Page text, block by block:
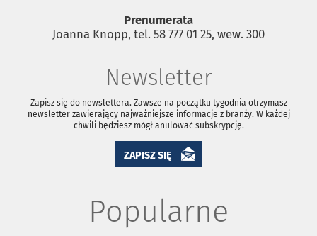
Prenumerata
Joanna Knopp, tel. 58 777 01 25, wew. 300
Newsletter
Zapisz się do newslettera. Zawsze na początku tygodnia otrzymasz
newsletter zawierający najważniejsze informacje z branży. W każdej
chwili będziesz mógł anulować subskrypcję.
ZAPISZ SIĘ
Popularne